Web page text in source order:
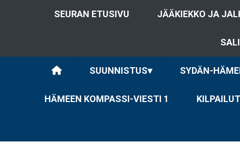
SEURAN ETUSIVU JÄÄKIEKKO JA
SUUNNISTUS▾ SYDÄN-
HÄMEEN KOMPASSI-VIESTI 1